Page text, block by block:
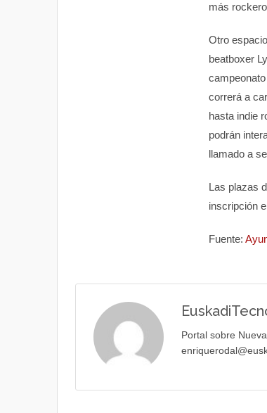
más
Otro
beatboxer
correrá a
hasta indie
podrán
llamado a
Las plazas
inscripción
Fuente:
Portal sobre